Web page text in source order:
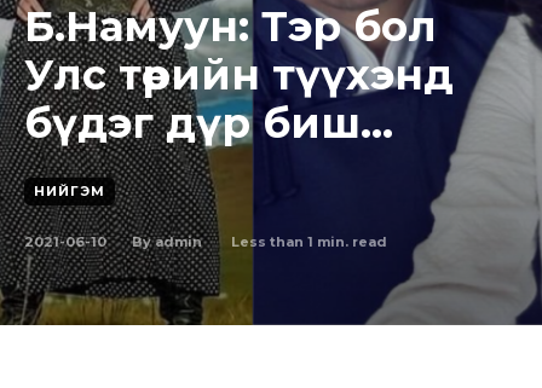
Б.Намуун: Тэр бол
Улс төрийн түүхэнд
бүдэг дүр биш…
НИЙГЭМ
2021-06-10 By admin Less than 1 min. read